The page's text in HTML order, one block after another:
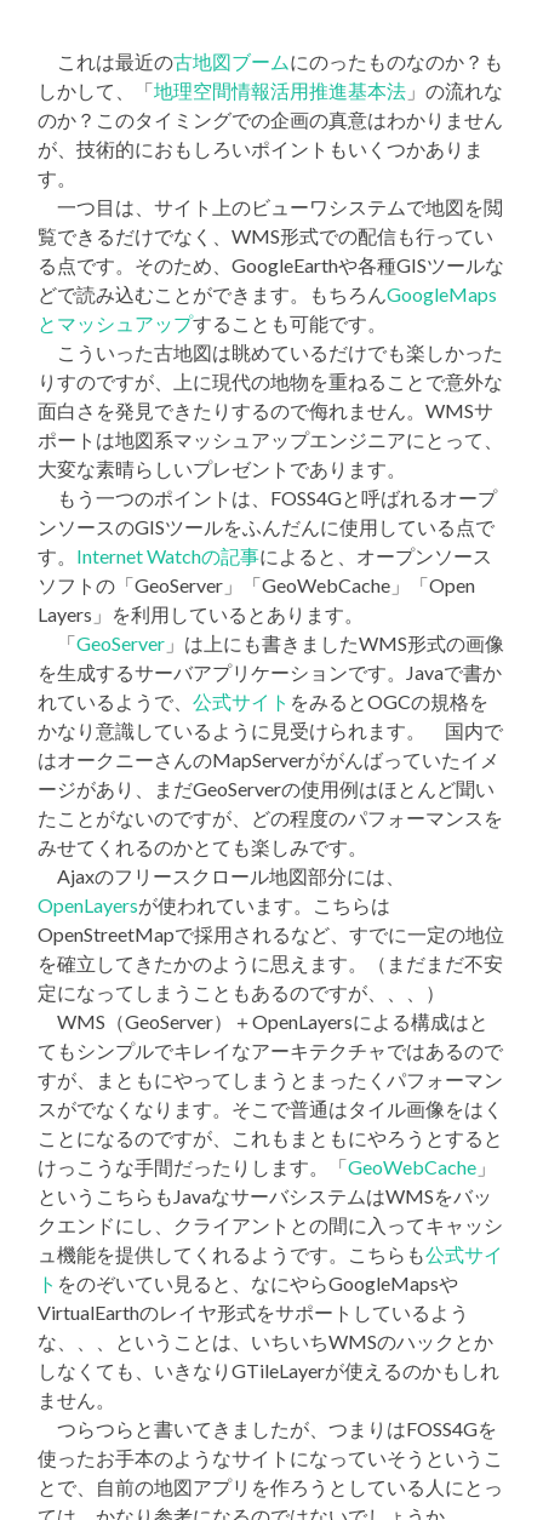
これは最近の古地図ブームにのったものなのか？も
しかして、「地理空間情報活用推進基本法 」の流れな
のか？このタイミングでの企画の真意はわかりません
が、技術的におもしろいポイントもいくつかありま
す。
一つ目は、サイト上のビューワシステムで地図を閲
覧できるだけでなく、WMS形式での配信も行ってい
る点です。そのため、GoogleEarthや各種GISツールな
どで読み込むことができます。もちろんGoogleMaps
とマッシュアップすることも可能です。
こういった古地図は眺めているだけでも楽しかった
りすのですが、上に現代の地物を重ねることで意外な
面白さを発見できたりするので侮れません。WMSサ
ポートは地図系マッシュアップエンジニアにとって、
大変な素晴らしいプレゼントであります。
もう一つのポイントは、FOSS4Gと呼ばれるオープ
ンソースのGISツールをふんだんに使用している点で
す。 Internet Watchの記事によると、オープンソース
ソフトの「GeoServer」「GeoWebCache」「Open
Layers」を利用しているとあります。
「GeoServer 」は上にも書きましたWMS形式の画像
を生成するサーバアプリケーションです。Javaで書か
れているようで、公式サイト をみるとOGCの規格を
かなり意識しているように見受けられます。 国内で
はオークニーさんのMapServerががんばっていたイメ
ージがあり、まだGeoServerの使用例はほとんど聞い
たことがないのですが、どの程度のパフォーマンスを
みせてくれるのかとても楽しみです。
Ajaxのフリースクロール地図部分には、
OpenLayersが使われています。こちらは
OpenStreetMapで採用されるなど、すでに一定の地位
を確立してきたかのように思えます。（まだまだ不安
定になってしまうこともあるのですが、、、）
WMS（GeoServer）＋OpenLayersによる構成はと
てもシンプルでキレイなアーキテクチャではあるので
すが、まともにやってしまうとまったくパフォーマン
スがでなくなります。そこで普通はタイル画像をはく
ことになるのですが、これもまともにやろうとすると
けっこうな手間だったりします。「GeoWebCache 」
というこちらもJavaなサーバシステムはWMSをバッ
クエンドにし、クライアントとの間に入ってキャッシ
ュ機能を提供してくれるようです。こちらも公式サイ
ト をのぞいてい見ると、なにやらGoogleMapsや
VirtualEarthのレイヤ形式をサポートしているよう
な、、、ということは、いちいちWMSのハックとか
しなくても、いきなりGTileLayerが使えるのかもしれ
ません。
つらつらと書いてきましたが、つまりはFOSS4Gを
使ったお手本のようなサイトになっていそうというこ
とで、自前の地図アプリを作ろうとしている人にとっ